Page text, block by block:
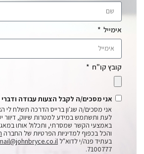
אימייל
קובץ קו"ח
אני מסכים/ה לקבל הצעות עבודה
אני מסכים/ה שג'ון ברייס הדרכה תשלח לי
לעת ותשתמש במידע למטרות שיווק, דיוור
באמצעי הקשר שמסרתי, ותכלול אותו
והכל בכפוף למדיניות הפרטיות של החברה
בעתיד פנה/י לדוא"ל
7100777.